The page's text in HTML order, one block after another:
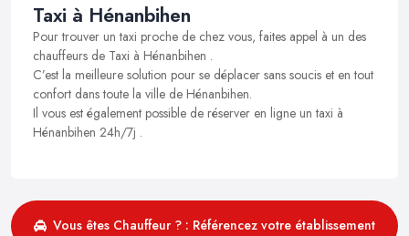
Taxi à Hénanbihen
Pour trouver un taxi proche de chez vous, faites appel à un des
chauffeurs de Taxi à Hénanbihen .
C’est la meilleure solution pour se déplacer sans soucis et en tout
confort dans toute la ville de Hénanbihen.
Il vous est également possible de réserver en ligne un taxi à
Hénanbihen 24h/7j .
Vous êtes Chauffeur ? : Référencez votre établissement